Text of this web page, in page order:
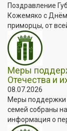
Поздравление
Кожемяко с
приморцы, от
Меры
Отечества и
08.07.2026
Меры поддержки
семей собраны
информация о